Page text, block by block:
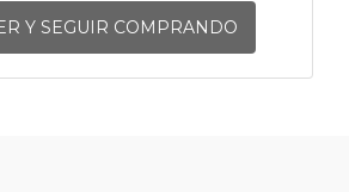
Y SEGUIR COMPRANDO